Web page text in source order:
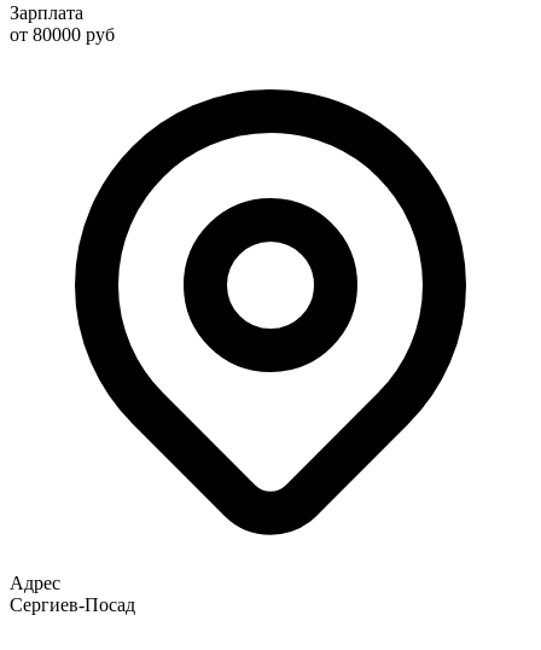
Зарплата
от 80000 руб
Адрес
Сергиев-Посад